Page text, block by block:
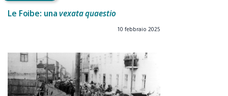
Le Foibe: unavexata quaestio
10 febbraio 2025